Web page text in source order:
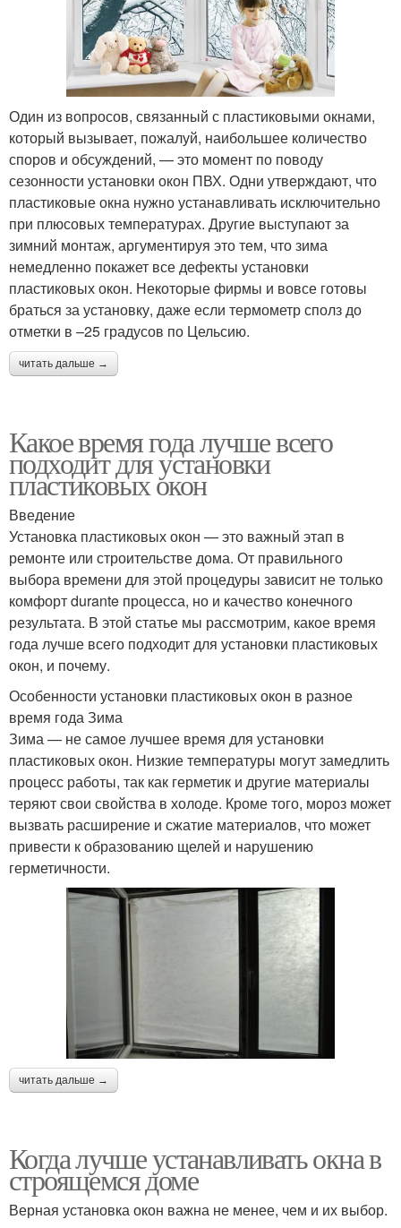
Один из вопросов, связанный с пластиковыми окнами,
который вызывает, пожалуй, наибольшее количество
споров и обсуждений, — это момент по поводу
сезонности установки окон ПВХ. Одни утверждают, что
пластиковые окна нужно устанавливать исключительно
при плюсовых температурах. Другие выступают за
зимний монтаж, аргументируя это тем, что зима
немедленно покажет все дефекты установки
пластиковых окон. Некоторые фирмы и вовсе готовы
браться за установку, даже если термометр сполз до
отметки в –25 градусов по Цельсию.
читать дальше →
Какое время года лучше всего
подходит для установки
пластиковых окон
Введение
Установка пластиковых окон — это важный этап в
ремонте или строительстве дома. От правильного
выбора времени для этой процедуры зависит не только
комфорт durante процесса, но и качество конечного
результата. В этой статье мы рассмотрим, какое время
года лучше всего подходит для установки пластиковых
окон, и почему.
Особенности установки пластиковых окон в разное
время года Зима
Зима — не самое лучшее время для установки
пластиковых окон. Низкие температуры могут замедлить
процесс работы, так как герметик и другие материалы
теряют свои свойства в холоде. Кроме того, мороз может
вызвать расширение и сжатие материалов, что может
привести к образованию щелей и нарушению
герметичности.
читать дальше →
Когда лучше устанавливать окна в
строящемся доме
Верная установка окон важна не менее, чем и их выбор.